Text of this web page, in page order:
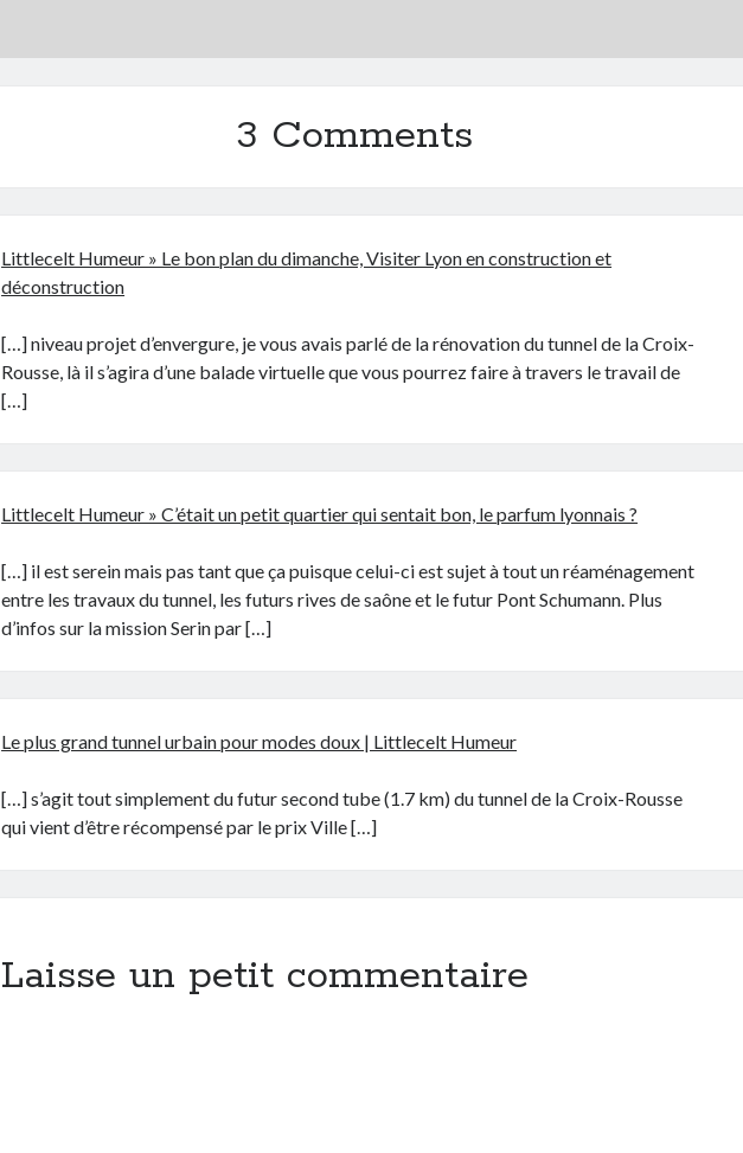
3 Comments
Littlecelt Humeur » Le bon plan du dimanche, Visiter Lyon en construction et
déconstruction
[…] niveau projet d’envergure, je vous avais parlé de la rénovation du tunnel de la Croix-
Rousse, là il s’agira d’une balade virtuelle que vous pourrez faire à travers le travail de
[…]
Littlecelt Humeur » C’était un petit quartier qui sentait bon, le parfum lyonnais ?
[…] il est serein mais pas tant que ça puisque celui-ci est sujet à tout un réaménagement
entre les travaux du tunnel, les futurs rives de saône et le futur Pont Schumann. Plus
d’infos sur la mission Serin par […]
Le plus grand tunnel urbain pour modes doux | Littlecelt Humeur
[…] s’agit tout simplement du futur second tube (1.7 km) du tunnel de la Croix-Rousse
qui vient d’être récompensé par le prix Ville […]
Laisse un petit commentaire